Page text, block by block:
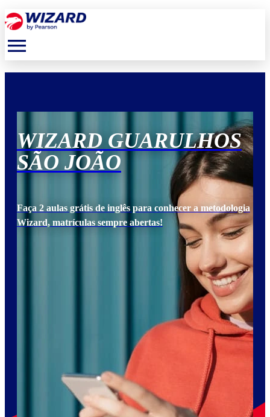
menu
WIZARD GUARULHOS
SÃO JOÃO
Faça 2 aulas grátis de inglês para conhecer a metodologia
Wizard, matrículas sempre abertas!